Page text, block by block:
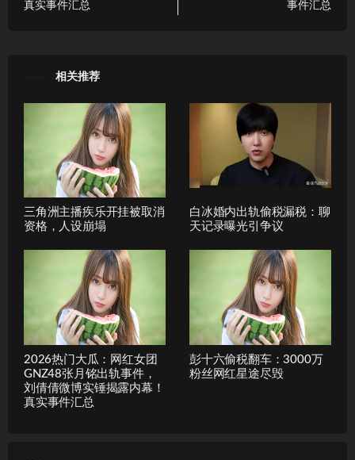
真实事件汇总 事件汇总
相关推荐
三角洲主播疾乐开挂被取消
资格，人设崩塌
白冰婚内出轨偷税漏税：聊
天记录曝光引争议
2026热门大瓜：网红女团
GNZ48张月铭出轨事件，
刘倩倩微博实锤揭露内幕！
真实事件汇总
彭十六偷税翻车：3000万
粉丝网红星途尽毁